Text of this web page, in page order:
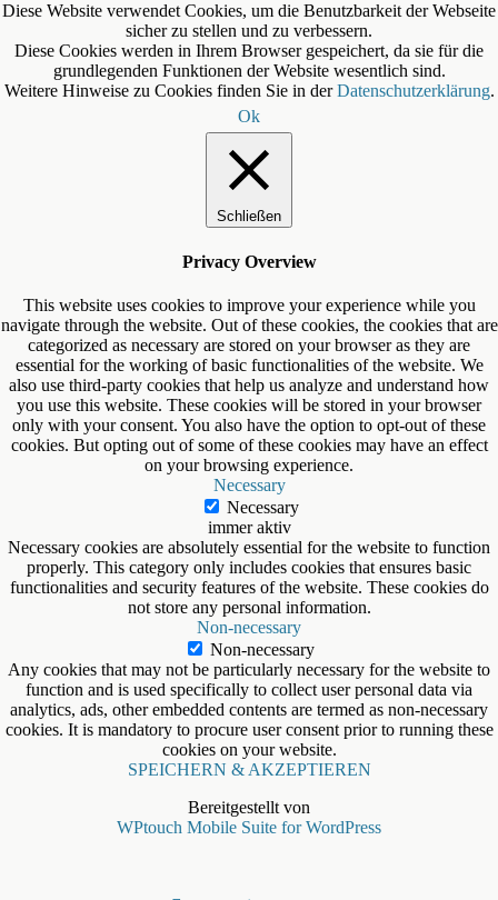
Diese Website verwendet Cookies, um die Benutzbarkeit der Webseite
sicher zu stellen und zu verbessern.
Diese Cookies werden in Ihrem Browser gespeichert, da sie für die
grundlegenden Funktionen der Website wesentlich sind.
Weitere Hinweise zu Cookies finden Sie in derDatenschutzerklärung.
Ok
Schließen
Privacy Overview
This website uses cookies to improve your experience while you
navigate through the website. Out of these cookies, the cookies that are
categorized as necessary are stored on your browser as they are
essential for the working of basic functionalities of the website. We
also use third-party cookies that help us analyze and understand how
you use this website. These cookies will be stored in your browser
only with your consent. You also have the option to opt-out of these
cookies. But opting out of some of these cookies may have an effect
on your browsing experience.
Necessary
Necessary
immer aktiv
Necessary cookies are absolutely essential for the website to function
properly. This category only includes cookies that ensures basic
functionalities and security features of the website. These cookies do
not store any personal information.
Non-necessary
Non-necessary
Any cookies that may not be particularly necessary for the website to
function and is used specifically to collect user personal data via
analytics, ads, other embedded contents are termed as non-necessary
cookies. It is mandatory to procure user consent prior to running these
cookies on your website.
SPEICHERN & AKZEPTIEREN
Bereitgestellt von
WPtouch Mobile Suite for WordPress